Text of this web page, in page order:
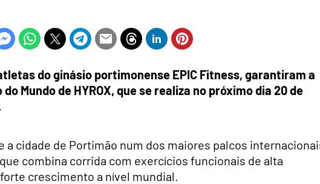
do ginásio portimonense EPIC Fitness, garantiram a
Mundo de HYROX, que se realiza no próximo dia 20 de
a cidade de Portimão num dos maiores palcos
combina corrida com exercícios funcionais de alta
crescimento a nível mundial.